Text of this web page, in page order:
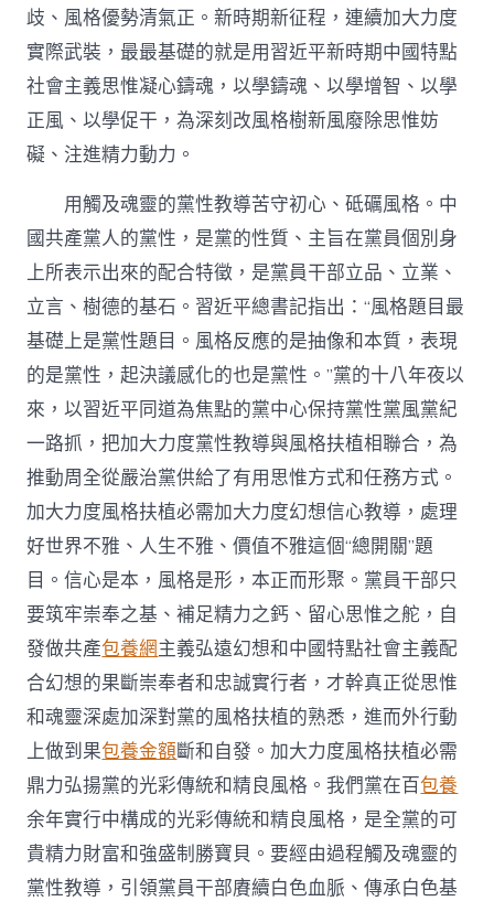
歧、風格優勢清氣正。新時期新征程，連續加大力度
實際武裝，最最基礎的就是用習近平新時期中國特點
社會主義思惟凝心鑄魂，以學鑄魂、以學增智、以學
正風、以學促干，為深刻改風格樹新風廢除思惟妨
礙、注進精力動力。
用觸及魂靈的黨性教導苦守初心、砥礪風格。中
國共產黨人的黨性，是黨的性質、主旨在黨員個別身
上所表示出來的配合特徵，是黨員干部立品、立業、
立言、樹德的基石。習近平總書記指出：“風格題目最
基礎上是黨性題目。風格反應的是抽像和本質，表現
的是黨性，起決議感化的也是黨性。”黨的十八年夜以
來，以習近平同道為焦點的黨中心保持黨性黨風黨紀
一路抓，把加大力度黨性教導與風格扶植相聯合，為
推動周全從嚴治黨供給了有用思惟方式和任務方式。
加大力度風格扶植必需加大力度幻想信心教導，處理
好世界不雅、人生不雅、價值不雅這個“總開關”題
目。信心是本，風格是形，本正而形聚。黨員干部只
要筑牢崇奉之基、補足精力之鈣、留心思惟之舵，自
發做共產包養網主義弘遠幻想和中國特點社會主義配
合幻想的果斷崇奉者和忠誠實行者，才幹真正從思惟
和魂靈深處加深對黨的風格扶植的熟悉，進而外行動
上做到果包養金額斷和自發。加大力度風格扶植必需
鼎力弘揚黨的光彩傳統和精良風格。我們黨在百包養
余年實行中構成的光彩傳統和精良風格，是全黨的可
貴精力財富和強盛制勝寶貝。要經由過程觸及魂靈的
黨性教導，引領黨員干部賡續白色血脈、傳承白色基